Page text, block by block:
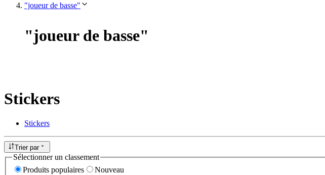
"joueur de basse"
"joueur de basse"
Stickers
Stickers
Trier par
Sélectionner un classement
Produits populaires
Nouveau